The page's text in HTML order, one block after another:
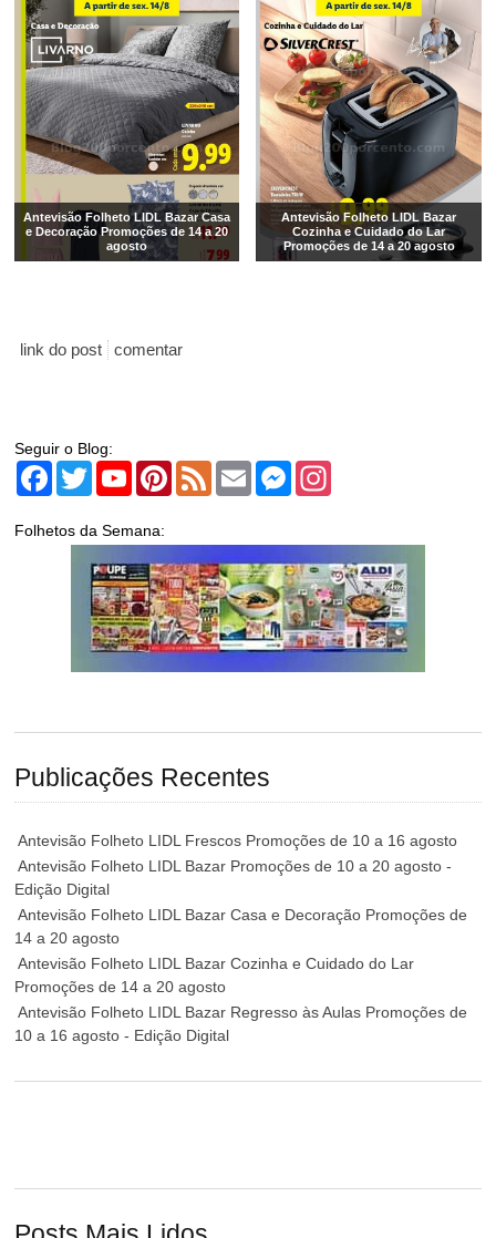
Antevisão Folheto LIDL Bazar Casa
e Decoração Promoções de 14 a 20
agosto
Antevisão Folheto LIDL Bazar
Cozinha e Cuidado do Lar
Promoções de 14 a 20 agosto
link do post comentar
Seguir o Blog:
Facebook
TwitterYouTubePinterest
Feed Email Messenger
Folhetos da Semana:
Publicações Recentes
Antevisão Folheto LIDL Frescos Promoções de 10 a 16 agosto
Antevisão Folheto LIDL Bazar Promoções de 10 a 20 agosto -
Edição Digital
Antevisão Folheto LIDL Bazar Casa e Decoração Promoções de
14 a 20 agosto
Antevisão Folheto LIDL Bazar Cozinha e Cuidado do Lar
Promoções de 14 a 20 agosto
Antevisão Folheto LIDL Bazar Regresso às Aulas Promoções de
10 a 16 agosto - Edição Digital